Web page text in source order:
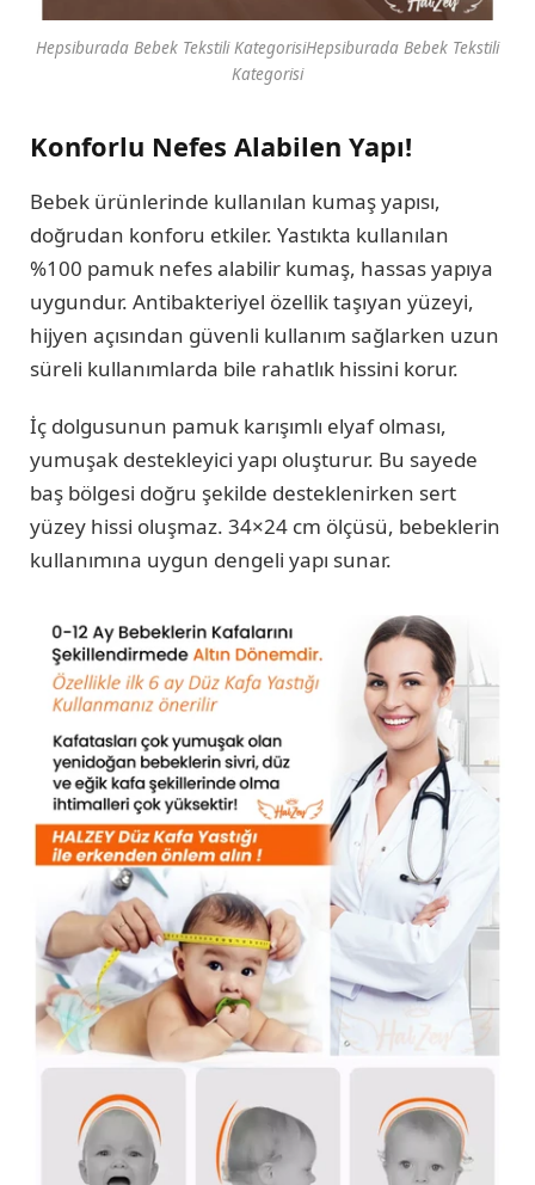
Hepsiburada Bebek Tekstili KategorisiHepsiburada Bebek Tekstili
Kategorisi
Konforlu Nefes Alabilen Yapı!
Bebek ürünlerinde kullanılan kumaş yapısı,
doğrudan konforu etkiler. Yastıkta kullanılan
%100 pamuk nefes alabilir kumaş, hassas yapıya
uygundur. Antibakteriyel özellik taşıyan yüzeyi,
hijyen açısından güvenli kullanım sağlarken uzun
süreli kullanımlarda bile rahatlık hissini korur.
İç dolgusunun pamuk karışımlı elyaf olması,
yumuşak destekleyici yapı oluşturur. Bu sayede
baş bölgesi doğru şekilde desteklenirken sert
yüzey hissi oluşmaz. 34×24 cm ölçüsü, bebeklerin
kullanımına uygun dengeli yapı sunar.